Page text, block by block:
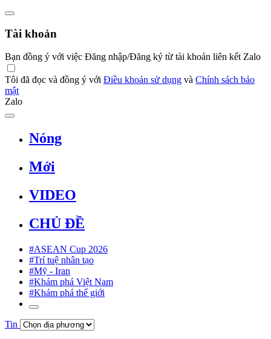
Tài khoản
Bạn đồng ý với việc Đăng nhập/Đăng ký từ tài khoản liên kết Zalo
Tôi đã đọc và đồng ý với Điều khoản sử dụng và Chính sách bảo
mật
Zalo
Nóng
Mới
VIDEO
CHỦ ĐỀ
#ASEAN Cup 2026
#Trí tuệ nhân tạo
#Mỹ - Iran
#Khám phá Việt Nam
#Khám phá thế giới
Tin